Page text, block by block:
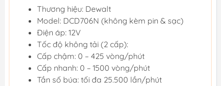
Thương hiệu: Dewalt
Model: DCD706N (không kèm pin & sạc)
Điện áp: 12V
Tốc độ không tải (2 cấp):
Cấp chậm: 0 – 425 vòng/phút
Cấp nhanh: 0 – 1500 vòng/phút
Tần số búa: tối đa 25.500 lần/phút